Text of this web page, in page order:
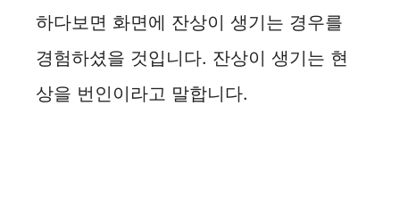
하다보면 화면에 잔상이 생기는 경우를
경험하셨을 것입니다. 잔상이 생기는 현
상을 번인이라고 말합니다.